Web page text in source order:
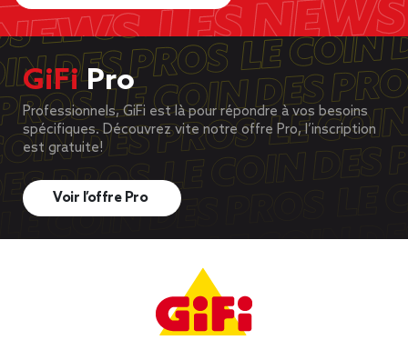
GiFiPro
Professionnels, GiFi est là pour répondre à vos besoins
spécifiques. Découvrez vite notre offre Pro, l’inscription
est gratuite!
Voir l’offre Pro